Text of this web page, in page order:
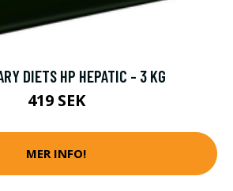
DIETS HP HEPATIC - 3 KG
419 SEK
MER INFO!